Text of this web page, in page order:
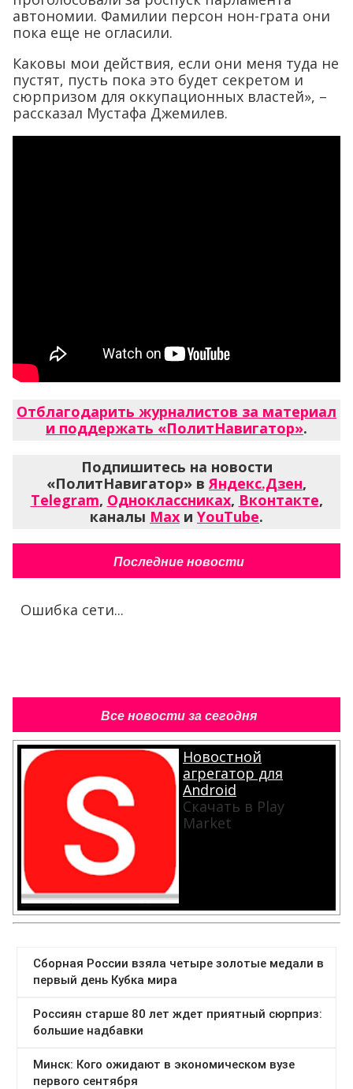
автономии. Фамилии персон нон-грата они
пока еще не огласили.
Каковы мои действия, если они меня туда не
пустят, пусть пока это будет секретом и
сюрпризом для оккупационных властей», –
рассказал Мустафа Джемилев.
Отблагодарить журналистов за материал
и поддержать «ПолитНавигатор».
Подпишитесь на новости
«ПолитНавигатор» вЯндекс.Дзен,
Telegram, Одноклассниках, Вконтакте,
каналы Max и YouTube.
Последние новости
Ошибка сети...
Все новости за сегодня
Новостной
агрегатор для
Android
Скачать в Play
Market